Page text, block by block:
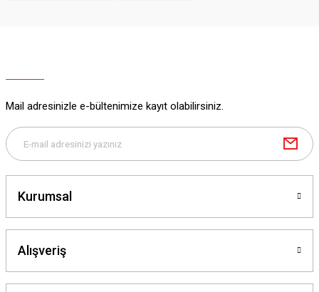
Mail adresinizle e-bültenimize kayıt olabilirsiniz.
Kurumsal
Alışveriş